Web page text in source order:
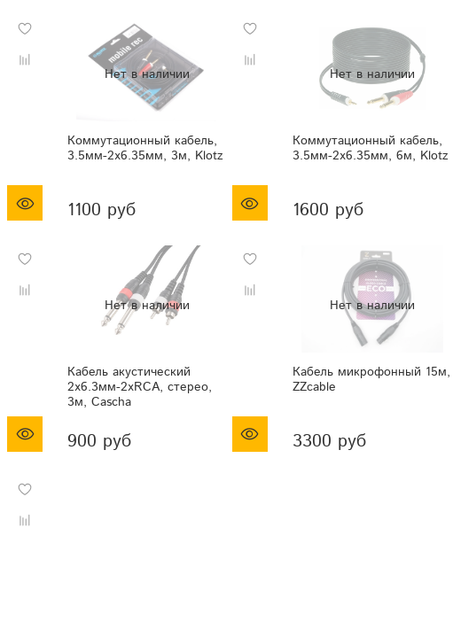
Коммутационный кабель,
3.5мм-2x6.35мм, 3м, Klotz
1100 руб
Коммутационный кабель,
3.5мм-2x6.35мм, 6м, Klotz
1600 руб
Кабель акустический
2х6.3мм-2хRCA, стерео,
3м, Cascha
900 руб
Кабель микрофонный 15м,
ZZcable
3300 руб